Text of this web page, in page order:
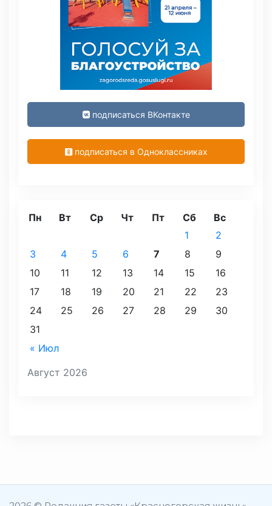
подписаться ВКонтакте
подписаться в Одноклассниках
Август 2026
Пн Вт Ср Чт Пт Сб Вс
« Июл
1
2
3
4 5 6 7 8
9
10
11 12 13 14 15
16
17
18 19 20 21 22
23
24
25 26 27 28 29
30
31